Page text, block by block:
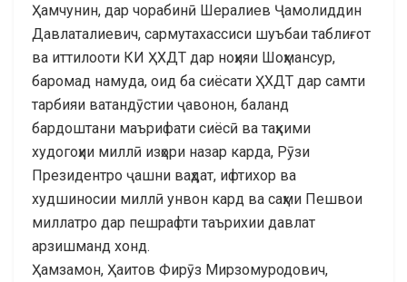
Ҳамчунин, дар чорабинӣ Шералиев Ҷамолиддин
Давлаталиевич, сармутахассиси шуъбаи таблиғот
ва иттилооти КИ ҲХДТ дар ноҳияи Шоҳмансур,
баромад намуда, оид ба сиёсати ҲХДТ дар самти
тарбияи ватандӯстии ҷавонон, баланд
бардоштани маърифати сиёсӣ ва таҳкими
худогоҳии миллӣ изҳори назар карда, Рӯзи
Президентро ҷашни ваҳдат, ифтихор ва
худшиносии миллӣ унвон кард ва саҳми Пешвои
миллатро дар пешрафти таърихии давлат
арзишманд хонд.
Ҳамзамон, Ҳаитов Фирӯз Мирзомуродович,